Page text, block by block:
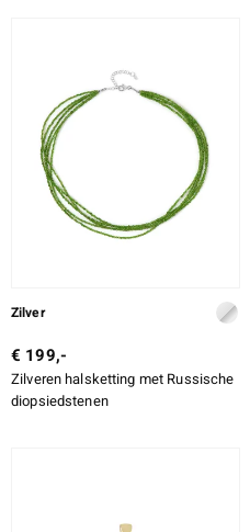
Zilver
€ 199,-
Zilveren halsketting met Russische
diopsiedstenen